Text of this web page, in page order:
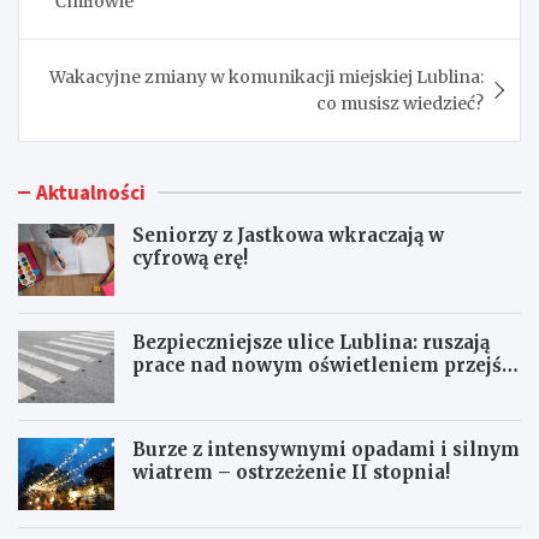
Wakacyjne zmiany w komunikacji miejskiej Lublina:
co musisz wiedzieć?
Aktualności
Seniorzy z Jastkowa wkraczają w
cyfrową erę!
Bezpieczniejsze ulice Lublina: ruszają
prace nad nowym oświetleniem przejść
Burze z intensywnymi opadami i silnym
wiatrem – ostrzeżenie II stopnia!